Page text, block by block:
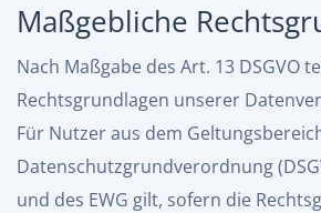
Maßgebliche
Nach Maßgabe des Art. 13 DSGVO
Rechtsgrundlagen unserer
Für Nutzer aus dem
Datenschutzgrundverordnung
und des EWG gilt, sofern die